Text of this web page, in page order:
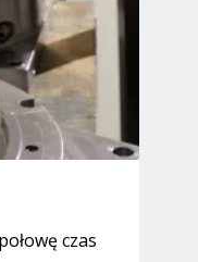
czas